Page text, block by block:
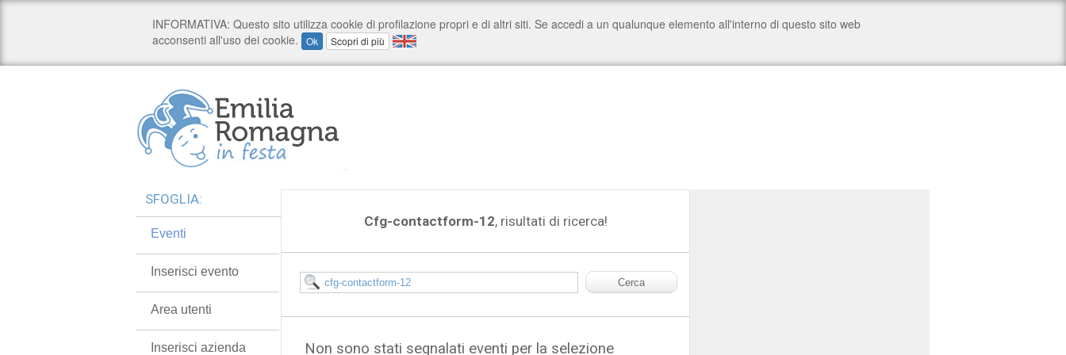
Cfg-contactform-12, risultati di ricerca!
Non sono stati segnalati eventi per la selezione
SFOGLIA:
Eventi
Inserisci evento
Area utenti
Inserisci azienda